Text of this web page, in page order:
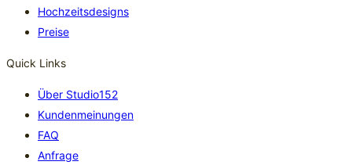
Hochzeitsdesigns
Preise
Quick Links
Über Studio152
Kundenmeinungen
FAQ
Anfrage